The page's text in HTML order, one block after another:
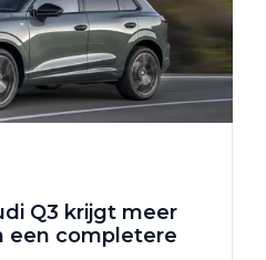
Q3 krijgt meer
een completere